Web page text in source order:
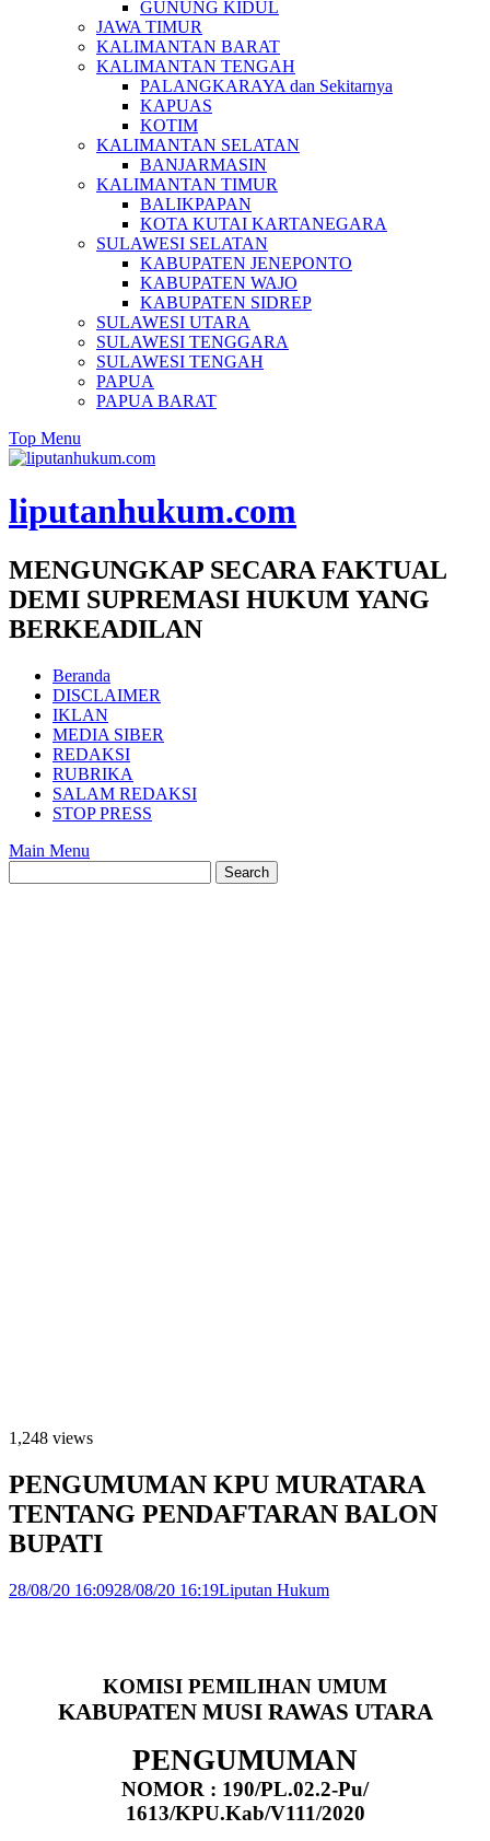
GUNUNG KIDUL
JAWA TIMUR
KALIMANTAN BARAT
KALIMANTAN TENGAH
PALANGKARAYA dan Sekitarnya
KAPUAS
KOTIM
KALIMANTAN SELATAN
BANJARMASIN
KALIMANTAN TIMUR
BALIKPAPAN
KOTA KUTAI KARTANEGARA
SULAWESI SELATAN
KABUPATEN JENEPONTO
KABUPATEN WAJO
KABUPATEN SIDREP
SULAWESI UTARA
SULAWESI TENGGARA
SULAWESI TENGAH
PAPUA
PAPUA BARAT
Top Menu
liputanhukum.com
MENGUNGKAP SECARA FAKTUAL
DEMI SUPREMASI HUKUM YANG
BERKEADILAN
Beranda
DISCLAIMER
IKLAN
MEDIA SIBER
REDAKSI
RUBRIKA
SALAM REDAKSI
STOP PRESS
Main Menu
1,248 views
PENGUMUMAN KPU MURATARA
TENTANG PENDAFTARAN BALON
BUPATI
28/08/20 16:0928/08/20 16:19Liputan Hukum
KOMISI PEMILIHAN UMUM
KABUPATEN MUSI RAWAS UTARA
PENGUMUMAN
NOMOR : 190/PL.02.2-Pu/
1613/KPU.Kab/V111/2020